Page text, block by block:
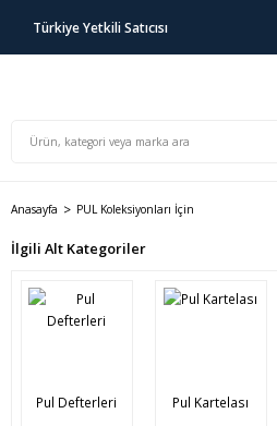
Türkiye Yetkili Satıcısı
Anasayfa PUL Koleksiyonları İçin
İlgili Alt Kategoriler
Pul Defterleri Pul Kartelası